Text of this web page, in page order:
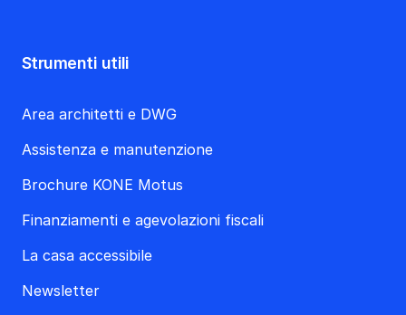
Strumenti utili
Area architetti e DWG
Assistenza e manutenzione
Brochure KONE Motus
Finanziamenti e agevolazioni fiscali
La casa accessibile
Newsletter